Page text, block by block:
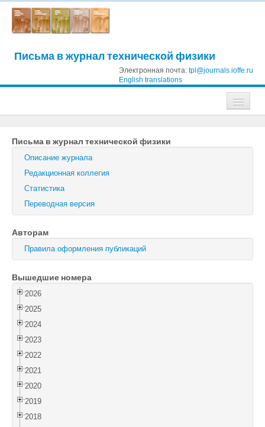
Письма в журнал технической физики
Электронная почта: tpl@journals.ioffe.ru
English translations
Журнал технической физики
Письма в Журнал технической физики
Физика твердого тела
Физика и техника полупроводников
Оптика и спектроскопия
Поиск
Войти
Письма в журнал технической физики
Описание журнала
Редакционная коллегия
Статистика
Переводная версия
Авторам
Правила оформления публикаций
Вышедшие номера
2026
2025
2024
2023
2022
2021
2020
2019
2018